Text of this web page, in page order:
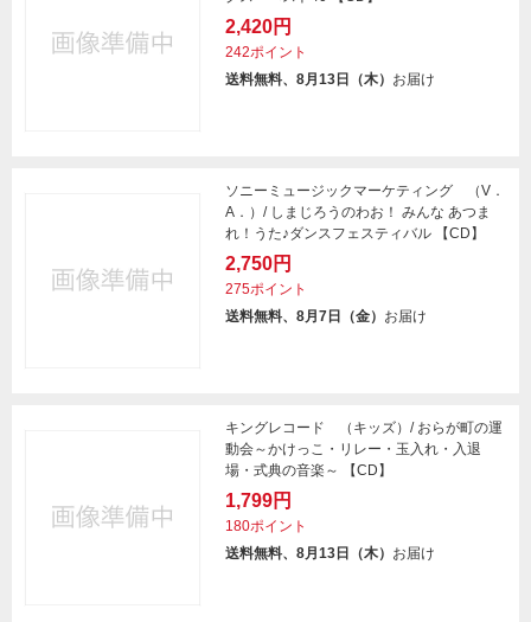
2,420円
242ポイント
送料無料、8月13日（木） お届け
ソニーミュージックマーケティング （V．
A．）/ しまじろうのわお！ みんな あつま
れ！うた♪ダンスフェスティバル 【CD】
2,750円
275ポイント
送料無料、8月7日（金） お届け
キングレコード （キッズ）/ おらが町の運
動会～かけっこ・リレー・玉入れ・入退
場・式典の音楽～ 【CD】
1,799円
180ポイント
送料無料、8月13日（木） お届け